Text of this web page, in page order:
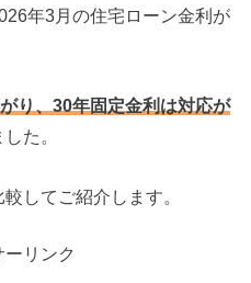
年3月の住宅ローン金利が
り、30年固定金利は対応が
た。
してご紹介します。
ーリンク